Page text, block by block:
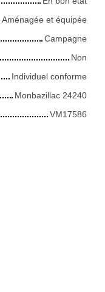
Aménagée et équipée
Campagne
Non
Individuel conforme
Monbazillac 24240
VM17586